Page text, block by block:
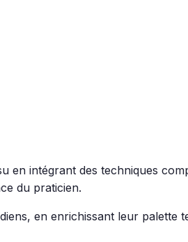
en intégrant des techniques
du praticien.
en enrichissant leur palette